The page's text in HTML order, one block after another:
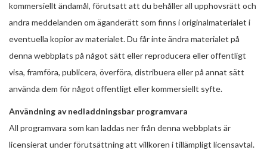
kommersiellt ändamål, förutsatt att du behåller all upphovsrätt och
andra meddelanden om äganderätt som finns i originalmaterialet i
eventuella kopior av materialet. Du får inte ändra materialet på
denna webbplats på något sätt eller reproducera eller offentligt
visa, framföra, publicera, överföra, distribuera eller på annat sätt
använda dem för något offentligt eller kommersiellt syfte.
Användning av nedladdningsbar programvara
All programvara som kan laddas ner från denna webbplats är
licensierat under förutsättning att villkoren i tillämpligt licensavtal.